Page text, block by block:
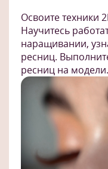
Освоите техники
Научитесь
наращивании,
ресниц.
ресниц на модели.